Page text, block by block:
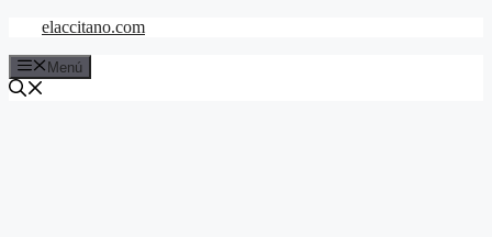
Saltar
contenido
elaccitano.com
Menú